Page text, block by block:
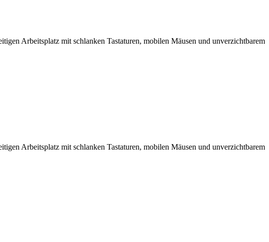
Arbeitsplatz mit schlanken Tastaturen, mobilen Mäusen und unverzichtbarem
Arbeitsplatz mit schlanken Tastaturen, mobilen Mäusen und unverzichtbarem